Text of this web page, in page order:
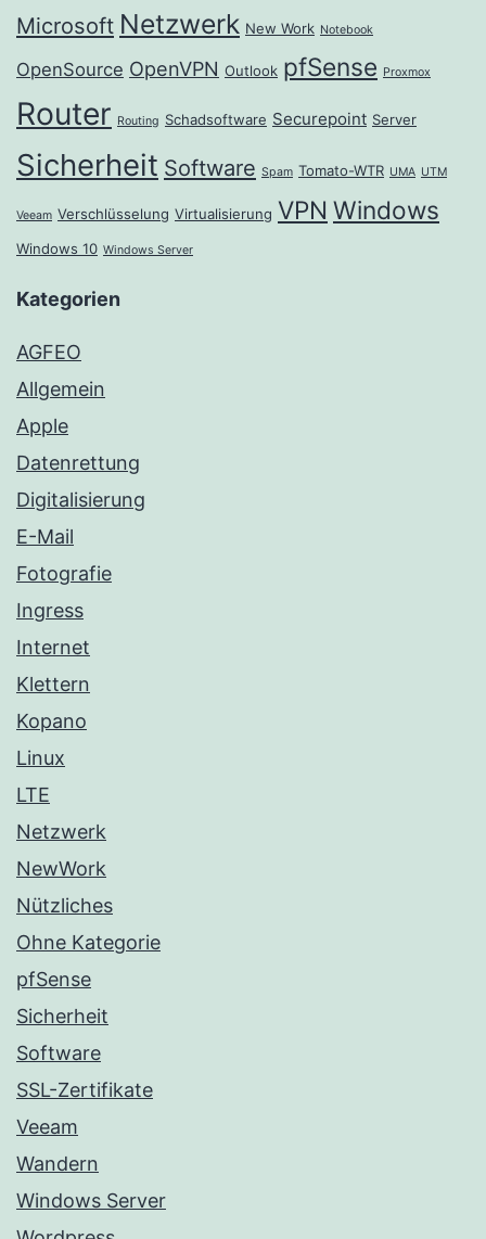
Microsoft Netzwerk New Work Notebook
OpenSource OpenVPN Outlook pfSense Proxmox
Router Routing Schadsoftware Securepoint Server
Sicherheit Software Spam Tomato-WTR UMA UTM
Veeam Verschlüsselung Virtualisierung VPN Windows
Windows 10 Windows Server
Kategorien
AGFEO
Allgemein
Apple
Datenrettung
Digitalisierung
E-Mail
Fotografie
Ingress
Internet
Klettern
Kopano
Linux
LTE
Netzwerk
NewWork
Nützliches
Ohne Kategorie
pfSense
Sicherheit
Software
SSL-Zertifikate
Veeam
Wandern
Windows Server